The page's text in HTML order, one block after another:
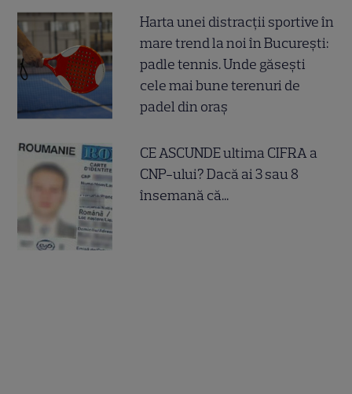
Harta unei distracții sportive în
mare trend la noi în București:
padle tennis. Unde găsești
cele mai bune terenuri de
padel din oraș
CE ASCUNDE ultima CIFRA a
CNP-ului? Dacă ai 3 sau 8
însemană că...